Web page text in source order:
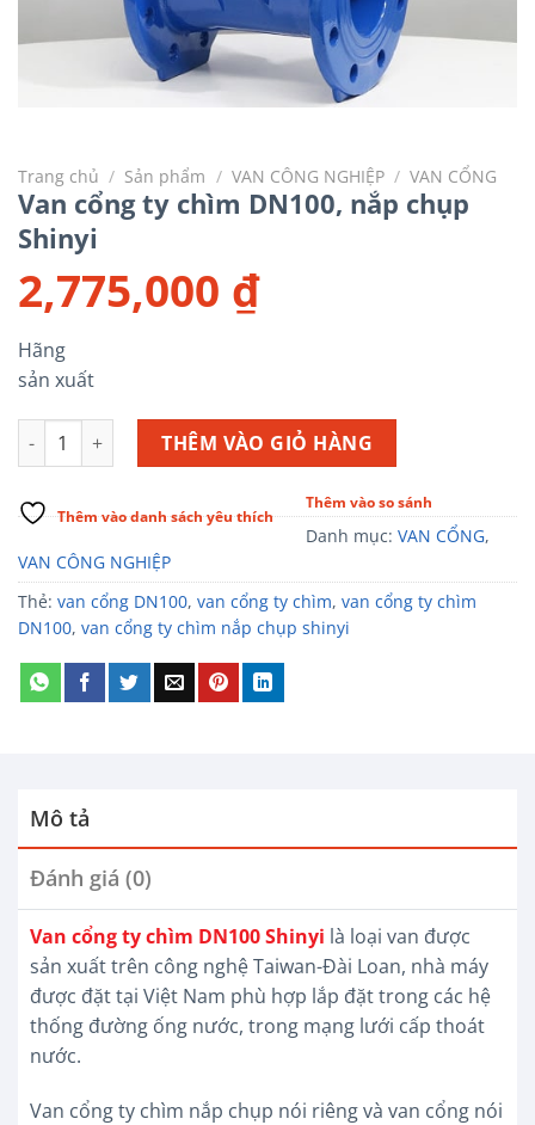
Trang chủ / Sản phẩm / VAN CÔNG NGHIỆP / VAN CỔNG
Van cổng ty chìm DN100, nắp chụp
Shinyi
2,775,000 ₫
Hãng
sản xuất
Van cổng ty chìm DN100, nắp chụp Shinyi số lượng
THÊM VÀO GIỎ HÀNG
Thêm vào danh sách yêu thích
Thêm vào so sánh
Danh mục: VAN CỔNG,
VAN CÔNG NGHIỆP
Thẻ: van cổng DN100, van cổng ty chìm, van cổng ty chìm
DN100, van cổng ty chìm nắp chụp shinyi
Mô tả
Đánh giá (0)
Van cổng ty chìm DN100 Shinyi là loại van được
sản xuất trên công nghệ Taiwan-Đài Loan, nhà máy
được đặt tại Việt Nam phù hợp lắp đặt trong các hệ
thống đường ống nước, trong mạng lưới cấp thoát
nước.
Van cổng ty chìm nắp chụp nói riêng và van cổng nói